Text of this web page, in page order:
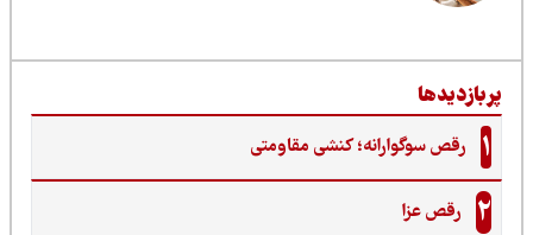
رقص سوگوارانه؛ کنشی مقاومتی
رقص عزا